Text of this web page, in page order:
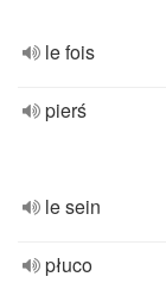
le fois
pierś
le sein
płuco